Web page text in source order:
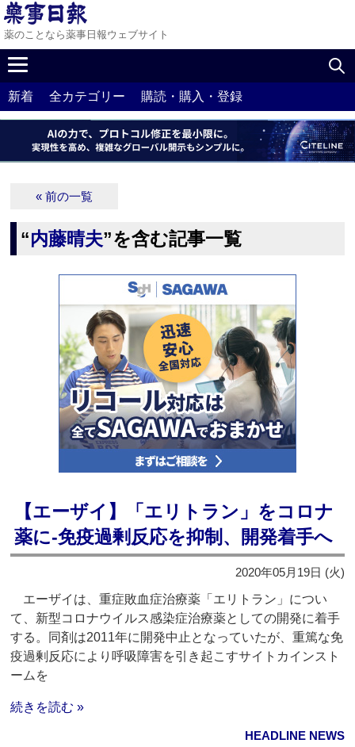
薬のことなら薬事日報ウェブサイト
新着 全カテゴリー 購読・購入・登録
« 前の一覧
“内藤晴夫”を含む記事一覧
【エーザイ】「エリトラン」をコロナ
薬に‐免疫過剰反応を抑制、開発着手へ
2020年05月19日 (火)
エーザイは、重症敗血症治療薬「エリトラン」につい
て、新型コロナウイルス感染症治療薬としての開発に着手
する。同剤は2011年に開発中止となっていたが、重篤な免
疫過剰反応により呼吸障害を引き起こすサイトカインスト
ームを
続きを読む »
HEADLINE NEWS